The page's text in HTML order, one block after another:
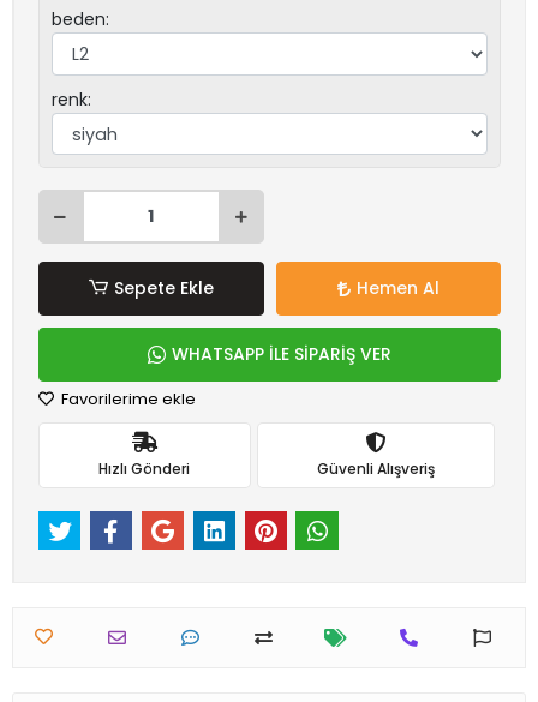
beden:
renk:
Sepete Ekle Hemen Al
WHATSAPP İLE SİPARİŞ VER
Favorilerime ekle
Hızlı Gönderi Güvenli Alışveriş